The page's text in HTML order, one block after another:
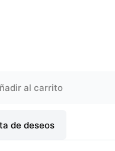
al carrito
de deseos